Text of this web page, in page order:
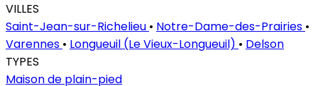
VILLES
Saint-Jean-sur-Richelieu • Notre-Dame-des-Prairies •
Varennes • Longueuil (Le Vieux-Longueuil) • Delson
TYPES
Maison de plain-pied